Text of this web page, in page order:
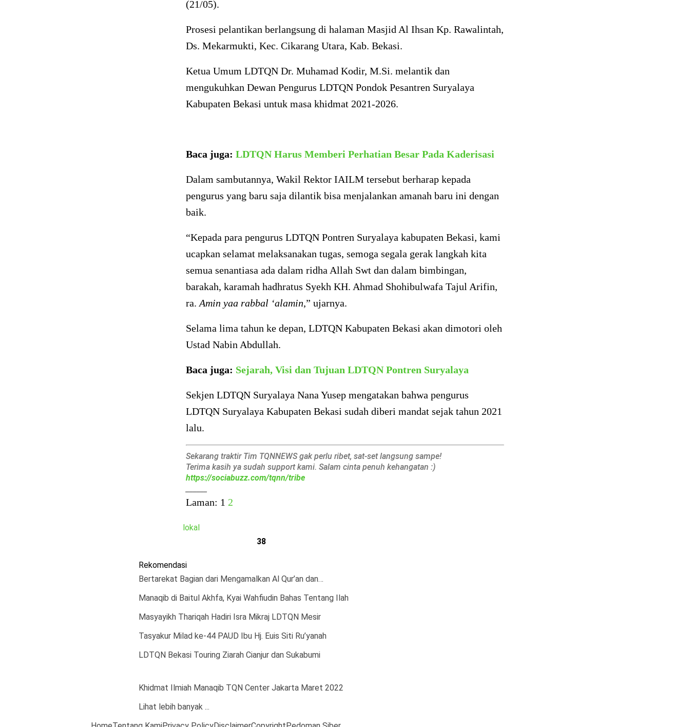
(21/05).
Prosesi pelantikan berlangsung di halaman Masjid Al Ihsan Kp. Rawalintah,
Ds. Mekarmukti, Kec. Cikarang Utara, Kab. Bekasi.
Ketua Umum LDTQN Dr. Muhamad Kodir, M.Si. melantik dan
mengukuhkan Dewan Pengurus LDTQN Pondok Pesantren Suryalaya
Kabupaten Bekasi untuk masa khidmat 2021-2026.
Baca juga: LDTQN Harus Memberi Perhatian Besar Pada Kaderisasi
Dalam sambutannya, Wakil Rektor IAILM tersebut berharap kepada
pengurus yang baru saja dilantik bisa menjalankan amanah baru ini dengan
baik.
“Kepada para pengurus LDTQN Pontren Suryalaya kabupaten Bekasi, kami
ucapkan selamat melaksanakan tugas, semoga segala gerak langkah kita
semua senantiasa ada dalam ridha Allah Swt dan dalam bimbingan,
barakah, karamah hadhratus Syekh KH. Ahmad Shohibulwafa Tajul Arifin,
ra. Amin yaa rabbal ‘alamin,” ujarnya.
Selama lima tahun ke depan, LDTQN Kabupaten Bekasi akan dimotori oleh
Ustad Nabin Abdullah.
Baca juga: Sejarah, Visi dan Tujuan LDTQN Pontren Suryalaya
Sekjen LDTQN Suryalaya Nana Yusep mengatakan bahwa pengurus
LDTQN Suryalaya Kabupaten Bekasi sudah diberi mandat sejak tahun 2021
lalu.
Sekarang traktir Tim TQNNEWS gak perlu ribet, sat-set langsung sampe!
Terima kasih ya sudah support kami. Salam cinta penuh kehangatan :)
https://sociabuzz.com/tqnn/tribe
Laman: 1 2
lokal
38
Rekomendasi
Bertarekat Bagian dari Mengamalkan Al Qur’an dan…
Manaqib di Baitul Akhfa, Kyai Wahfiudin Bahas Tentang Ilah
Masyayikh Thariqah Hadiri Isra Mikraj LDTQN Mesir
Tasyakur Milad ke-44 PAUD Ibu Hj. Euis Siti Ru’yanah
LDTQN Bekasi Touring Ziarah Cianjur dan Sukabumi
Khidmat Ilmiah Manaqib TQN Center Jakarta Maret 2022
Lihat lebih banyak ...